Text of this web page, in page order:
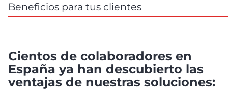
Beneficios para tus clientes
Cientos de colaboradores en
España ya han descubierto las
ventajas de nuestras soluciones: